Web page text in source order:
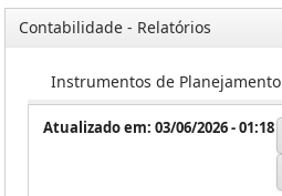
Contabilidade - Relatórios
Instrumentos de Planejamento
Atualizado em: 03/06/2026 - 01:18